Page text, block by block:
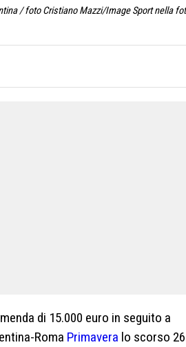
/ foto Cristiano Mazzi/Image Sport nella
di 15.000 euro in seguito a
Roma Primavera lo scorso 26